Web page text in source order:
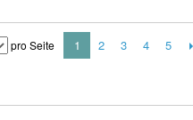
pro Seite 1 2 3 4 5